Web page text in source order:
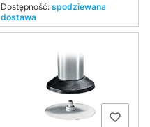
Dostępność: spodziewana
dostawa